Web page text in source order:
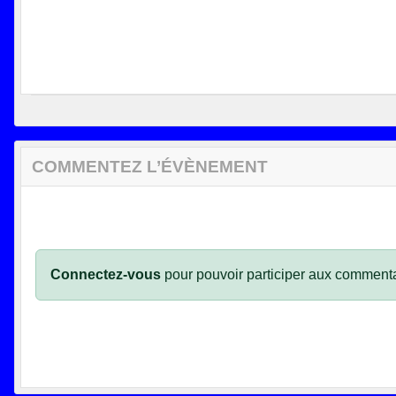
COMMENTEZ L’ÉVÈNEMENT
Connectez-vous pour pouvoir participer aux